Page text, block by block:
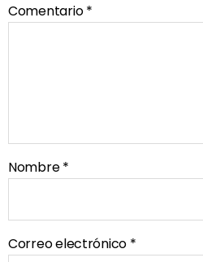
Comentario*
Nombre*
Correo electrónico *